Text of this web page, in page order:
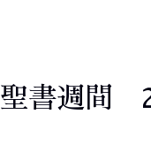
聖書週間